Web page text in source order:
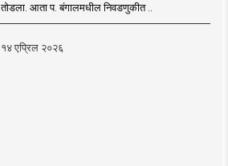
तोडला. आता प. बंगालमधील निवडणुकीत ..
१४ एप्रिल २०२६